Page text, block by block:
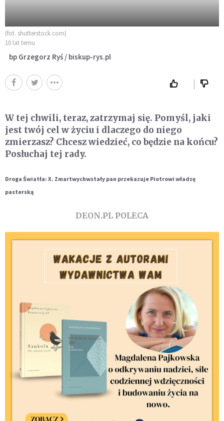
(fot. shutterstock.com)
10 lat temu
bp Grzegorz Ryś / biskup-rys.pl
W tej chwili, teraz, zatrzymaj się. Pomyśl, jaki
jest twój cel w życiu i dlaczego do niego
zmierzasz? Chcesz wiedzieć, co będzie na końcu?
Posłuchaj tej rady.
Droga Światła: X. Zmartwychwstały pan przekazuje Piotrowi władzę
pasterską
DEON.PL POLECA